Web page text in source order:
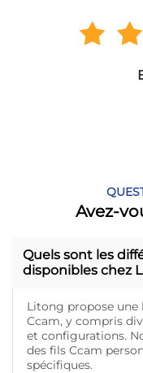
Avez-
Quels sont les
disponibles chez
Litong propose
Ccam, y compris
et configurations.
des fils Ccam
spécifiques.